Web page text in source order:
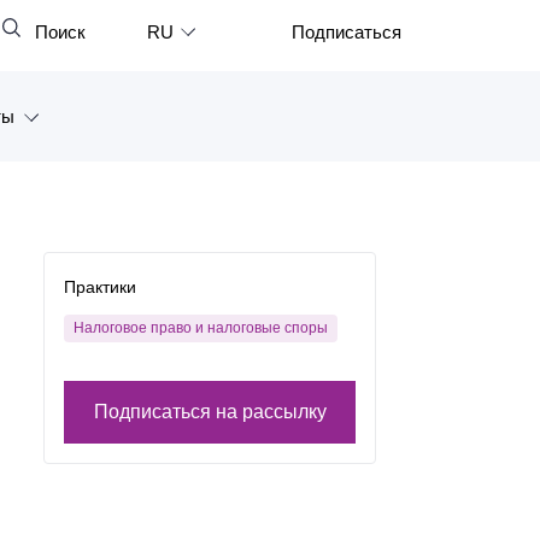
Закрыть
Поиск RU
Español
日本語
Подписаться
Практики
Налоговое право и налоговые споры
Подписаться на рассылку